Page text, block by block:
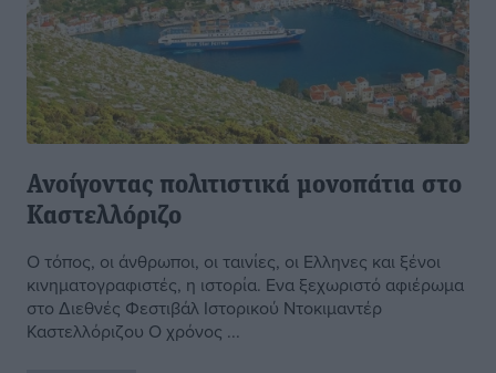
Ανοίγοντας πολιτιστικά μονοπάτια στο
Καστελλόριζο
Ο τόπος, οι άνθρωποι, οι ταινίες, οι Ελληνες και ξένοι
κινηματογραφιστές, η ιστορία. Ενα ξεχωριστό αφιέρωμα
στο Διεθνές Φεστιβάλ Ιστορικού Ντοκιμαντέρ
Καστελλόριζου Ο χρόνος ...